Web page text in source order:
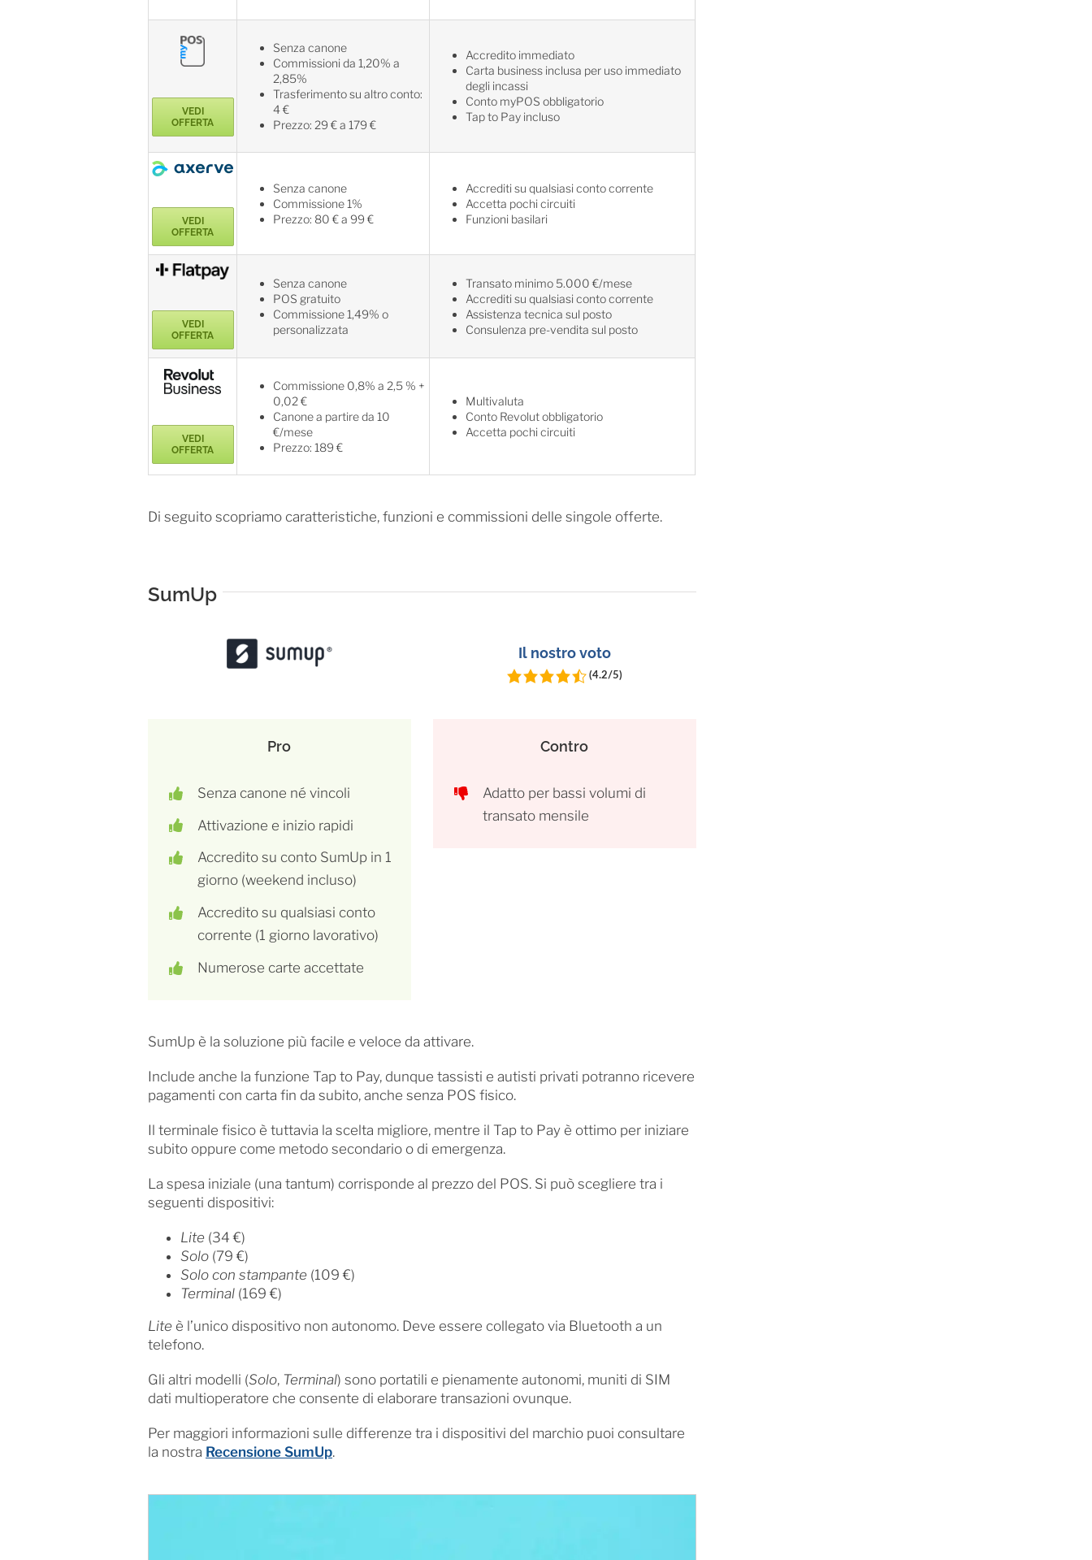
VEDI
OFFERTA
Senza canone
Commissioni da 1,20% a
2,85%
Trasferimento su altro conto:
4 €
Prezzo: 29 € a 179 €
Accredito immediato
Carta business inclusa per uso immediato
degli incassi
Conto myPOS obbligatorio
Tap to Pay incluso
VEDI
OFFERTA
Senza canone
Commissione 1%
Prezzo: 80 € a 99 €
Accrediti su qualsiasi conto corrente
Accetta pochi circuiti
Funzioni basilari
VEDI
OFFERTA
Senza canone
POS gratuito
Commissione 1,49% o
personalizzata
Transato minimo 5.000 €/mese
Accrediti su qualsiasi conto corrente
Assistenza tecnica sul posto
Consulenza pre-vendita sul posto
VEDI
OFFERTA
Commissione 0,8% a 2,5 % +
0,02 €
Canone a partire da 10
€/mese
Prezzo: 189 €
Multivaluta
Conto Revolut obbligatorio
Accetta pochi circuiti
Di seguito scopriamo caratteristiche, funzioni e commissioni delle singole offerte.
SumUp
Il nostro voto
(4.2/5)
Pro
Senza canone né vincoli
Attivazione e inizio rapidi
Accredito su conto SumUp in 1
giorno (weekend incluso)
Accredito su qualsiasi conto
corrente (1 giorno lavorativo)
Numerose carte accettate
Contro
Adatto per bassi volumi di
transato mensile
SumUp è la soluzione più facile e veloce da attivare.
Include anche la funzione Tap to Pay, dunque tassisti e autisti privati potranno ricevere
pagamenti con carta fin da subito, anche senza POS fisico.
Il terminale fisico è tuttavia la scelta migliore, mentre il Tap to Pay è ottimo per iniziare
subito oppure come metodo secondario o di emergenza.
La spesa iniziale (una tantum) corrisponde al prezzo del POS. Si può scegliere tra i
seguenti dispositivi:
Lite(34 €)
Solo(79 €)
Solo con stampante(109 €)
Terminal(169 €)
Liteè l’unico dispositivo non autonomo. Deve essere collegato via Bluetooth a un
telefono.
Gli altri modelli (Solo, Terminal) sono portatili e pienamente autonomi, muniti di SIM
dati multioperatore che consente di elaborare transazioni ovunque.
Per maggiori informazioni sulle differenze tra i dispositivi del marchio puoi consultare
la nostra Recensione SumUp.